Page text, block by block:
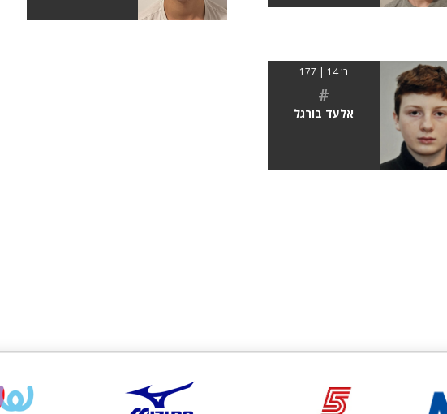
בן 14 | 177
#
אלעד בורגל